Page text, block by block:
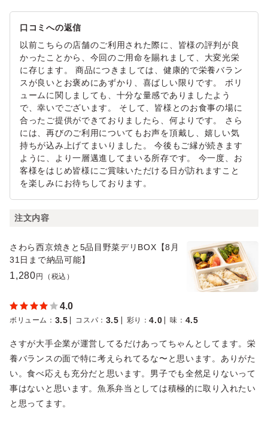
口コミへの返信
以前こちらの店舗のご利用された際に、皆様の評判が良
かったことから、今回のご用命を賜れまして、大変光栄
に存じます。 商品につきましては、健康的で栄養バラン
スが良いとお褒めにあずかり、喜ばしい限りです。 ボリ
ュームに関しましても、十分な量感でありましたよう
で、幸いでございます。 そして、皆様とのお食事の場に
合ったご提供ができておりましたら、何よりです。 さら
には、再びのご利用についてもお声を頂戴し、嬉しい気
持ちが込み上げてまいりました。 今後もご縁が続きます
ように、より一層邁進してまいる所存です。 今一度、お
客様をはじめ皆様にご賞味いただける日が訪れますこと
を楽しみにお待ちしております。
注文内容
さわら西京焼きと5品目野菜デリBOX【8月
31日まで納品可能】
1,280円（税込）
4.0
ボリューム ： 3.5 コスパ ： 3.5 彩り ：4.0 味 ： 4.5
さすが大手企業が運営してるだけあってちゃんとしてます。栄
養バランスの面で特に考えられてるな〜と思います。ありがた
い。食べ応えも充分だと思います。男子でも全然足りないって
事はないと思います。魚系弁当としては積極的に取り入れたい
と思ってます。